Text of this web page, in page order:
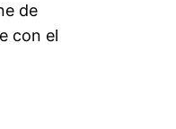
de
con el